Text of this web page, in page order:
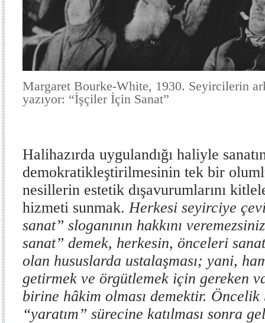
Margaret Bourke-White, 1930. Seyircilerin
yazıyor: “İşçiler İçin Sanat”
Halihazırda uygulandığı haliyle
demokratikleştirilmesinin tek bir
nesillerin estetik dışavurumlarını
hizmeti sunmak.Herkesi seyirciye
sanat” sloganının hakkını
sanat” demek, herkesin, önceleri
olan hususlarda ustalaşması; yani,
getirmek ve örgütlemek için gereken
birine hâkim olması demektir.
“yaratım” sürecine katılması